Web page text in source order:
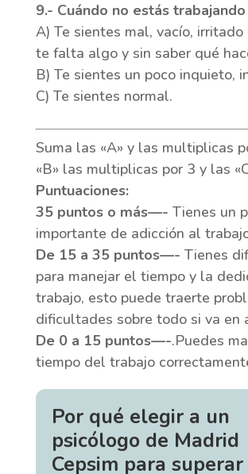
9.- Cuándo no estás trabajando
A) Te sientes mal, vacío, irritado
te falta algo y sin saber qué
B) Te sientes un poco inquieto,
C) Te sientes normal.
Suma las «A» y las multiplicas
«B» las multiplicas por 3 y las
Puntuaciones:
35 puntos o más—- Tienes un
importante de adicción al
De 15 a 35 puntos—- Tienes
para manejar el tiempo y la
trabajo, esto puede traerte
dificultades sobre todo si va en
De 0 a 15 puntos—-.Puedes
tiempo del trabajo
Por qué elegir a un
psicólogo de Madrid
Cepsim para